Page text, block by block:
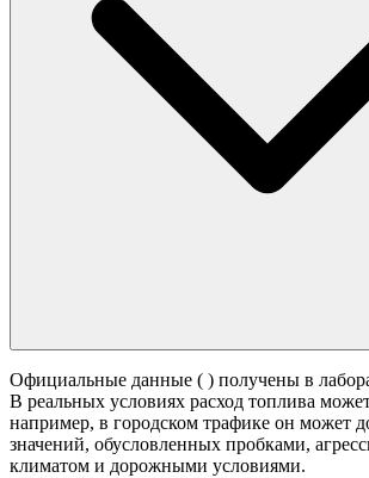
Официальные данные ( ) получены в
В реальных условиях расход топлива
например, в городском трафике он может
значений, обусловленных пробками,
климатом и дорожными условиями.